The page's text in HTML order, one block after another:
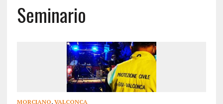
Seminario
MORCIANO, VALCONCA